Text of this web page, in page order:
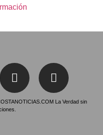
La Verdad sin